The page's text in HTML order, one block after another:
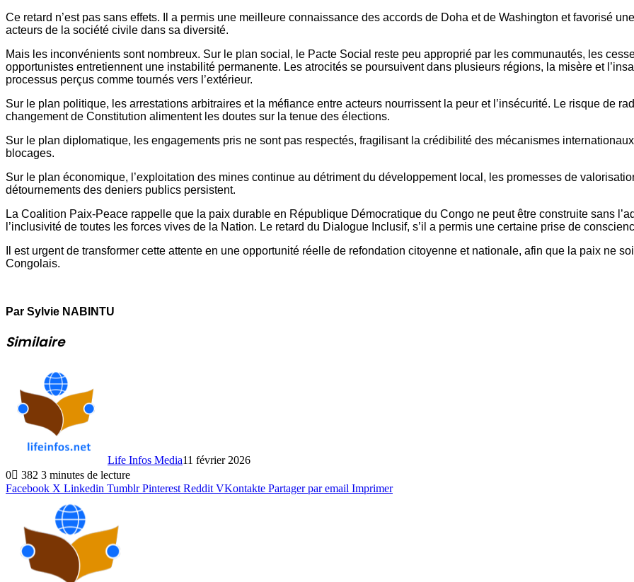
Ce retard n’est pas sans effets. Il a permis une meilleure connaissance des accords de Doha et de Washington et favorisé
acteurs de la société civile dans sa diversité.
Mais les inconvénients sont nombreux. Sur le plan social, le Pacte Social reste peu approprié par les communautés, les
opportunistes entretiennent une instabilité permanente. Les atrocités se poursuivent dans plusieurs régions, la misère et
processus perçus comme tournés vers l’extérieur.
Sur le plan politique, les arrestations arbitraires et la méfiance entre acteurs nourrissent la peur et l’insécurité. Le risque de
changement de Constitution alimentent les doutes sur la tenue des élections.
Sur le plan diplomatique, les engagements pris ne sont pas respectés, fragilisant la crédibilité des mécanismes
blocages.
Sur le plan économique, l’exploitation des mines continue au détriment du développement local, les promesses de
détournements des deniers publics persistent.
La Coalition Paix-Peace rappelle que la paix durable en République Démocratique du Congo ne peut être construite sans
l’inclusivité de toutes les forces vives de la Nation. Le retard du Dialogue Inclusif, s’il a permis une certaine prise de
Il est urgent de transformer cette attente en une opportunité réelle de refondation citoyenne et nationale, afin que la paix ne
Congolais.
Par Sylvie NABINTU
Similaire
Life Infos Media11 février 2026
0
382 3 minutes de lecture
Facebook X Linkedin Tumblr Pinterest Reddit VKontakte Partager par email Imprimer